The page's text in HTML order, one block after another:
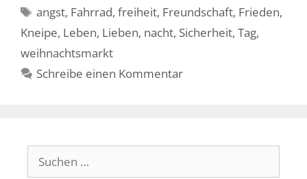
Schlagwörter
angst, Fahrrad,freiheit, Freundschaft, Frieden,
Kneipe, Leben, Lieben, nacht, Sicherheit, Tag,
weihnachtsmarkt
Schreibe einen Kommentar
nach: